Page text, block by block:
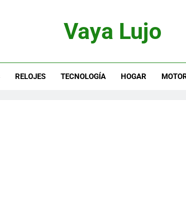
Vaya Lujo
RELOJES TECNOLOGÍA HOGAR